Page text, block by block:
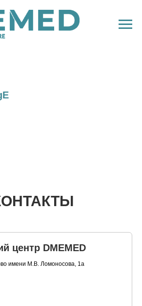
центр DMEMED
имени М.В. Ломоносова, 1а